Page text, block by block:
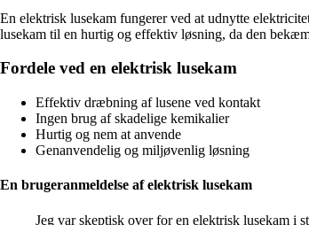
En elektrisk lusekam fungerer ved at udnytte
lusekam til en hurtig og effektiv løsning, da den
Fordele ved en elektrisk lusekam
Effektiv dræbning af lusene ved kontakt
Ingen brug af skadelige kemikalier
Hurtig og nem at anvende
Genanvendelig og miljøvenlig løsning
En brugeranmeldelse af elektrisk lusekam
Jeg var skeptisk over for en elektrisk lusekam i